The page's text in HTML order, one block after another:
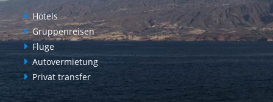
Hotels
Gruppenreisen
Flüge
Autovermietung
Privat transfer